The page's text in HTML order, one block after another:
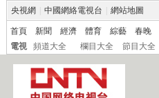
央視網 中國網絡電視台 網站地圖
首頁 新聞 經濟 體育 綜藝 春晚
電視
頻道大全 欄目大全 節目大全